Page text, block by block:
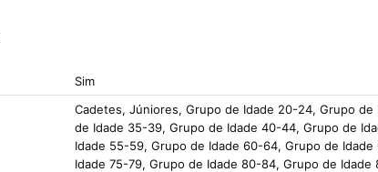
Sim
Cadetes, Júniores, Grupo de Idade 20-24, Grupo
de Idade 35-39, Grupo de Idade 40-44, Grupo de
Idade 55-59, Grupo de Idade 60-64, Grupo de
Idade 75-79, Grupo de Idade 80-84, Grupo de